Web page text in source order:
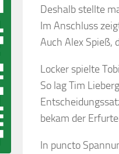
Deshalb stellte
Im Anschluss
Auch Alex Spieß,
Locker spielte
So lag Tim
bekam der
In puncto